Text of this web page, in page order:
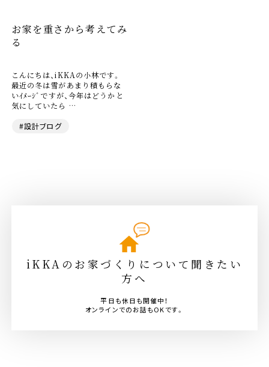
お家を重さから考えてみ
る
こんにちは、iKKAの小林です。
最近の冬は雪があまり積もらな
いｲﾒｰｼﾞですが、今年はどうかと
気にしていたら …
#設計ブログ
iKKAのお家づくりについて聞きたい
方へ
平日も休日も開催中！
オンラインでのお話もOKです。